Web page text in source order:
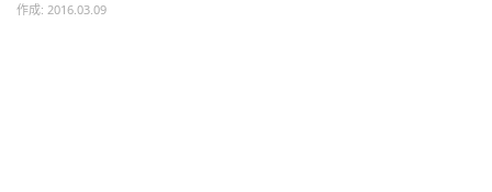
作成: 2016.03.09